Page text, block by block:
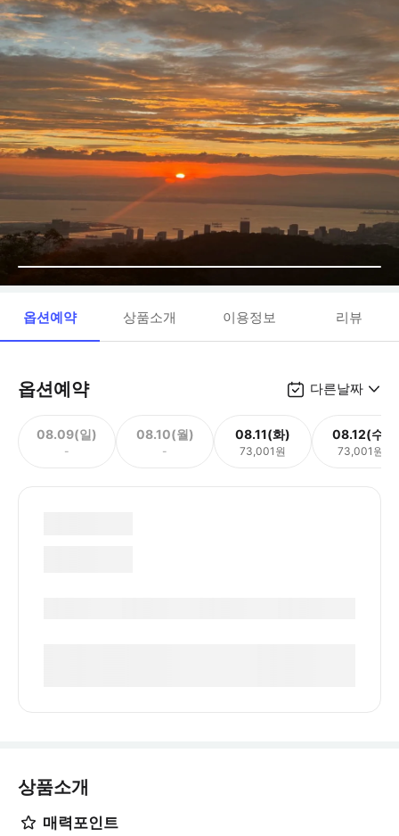
옵션예약 상품소개 이용정보 리뷰
옵션예약 다른날짜
08.09(일)
-
08.10(월)
-
08.11(화)
73,001원
08.12(수)
73,001원
상품소개
매력포인트